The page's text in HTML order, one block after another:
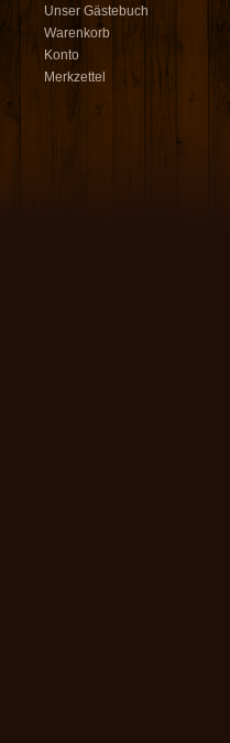
Unser Gästebuch
Warenkorb
Konto
Merkzettel